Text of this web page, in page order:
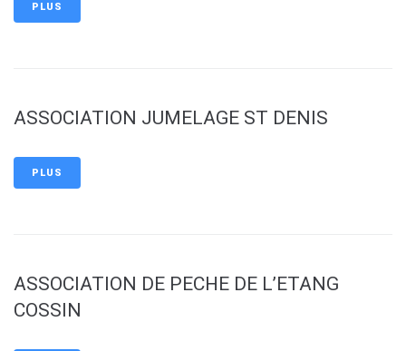
PLUS
ASSOCIATION JUMELAGE ST DENIS
PLUS
ASSOCIATION DE PECHE DE L’ETANG
COSSIN